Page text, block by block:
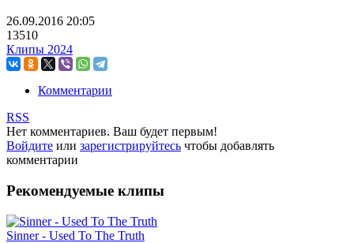
26.09.2016 20:05
13510
Клипы 2024
Комментарии
RSS
Нет комментариев. Ваш будет первым!
Войдите или зарегистрируйтесь чтобы добавлять
комментарии
Рекомендуемые клипы
Sinner - Used To The Truth